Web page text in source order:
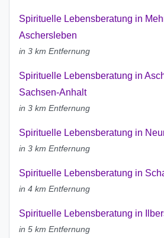
Spirituelle Lebensberatung in
Aschersleben
in 3 km Entfernung
Spirituelle Lebensberatung in
Sachsen-Anhalt
in 3 km Entfernung
Spirituelle Lebensberatung in
in 3 km Entfernung
Spirituelle Lebensberatung in
in 4 km Entfernung
Spirituelle Lebensberatung in
in 5 km Entfernung